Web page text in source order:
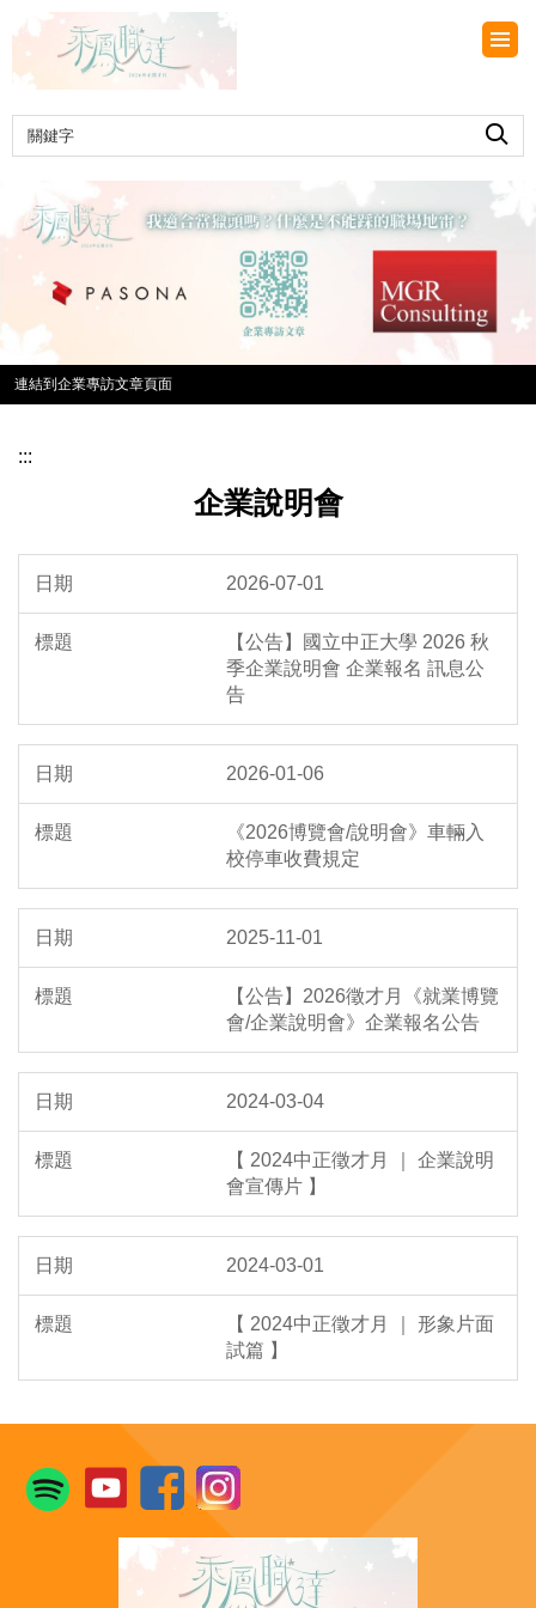
主
內
容
連結到企業專訪文章頁面
:::
企業說明會
2026-07-01
【公告】國立中正大學 2026 秋
季企業說明會 企業報名 訊息公
告
2026-01-06
《2026博覽會/說明會》車輛入
校停車收費規定
2025-11-01
【公告】2026徵才月《就業博覽
會/企業說明會》企業報名公告
2024-03-04
【 2024中正徵才月 ｜ 企業說明
會宣傳片 】
2024-03-01
【 2024中正徵才月 ｜ 形象片面
試篇 】